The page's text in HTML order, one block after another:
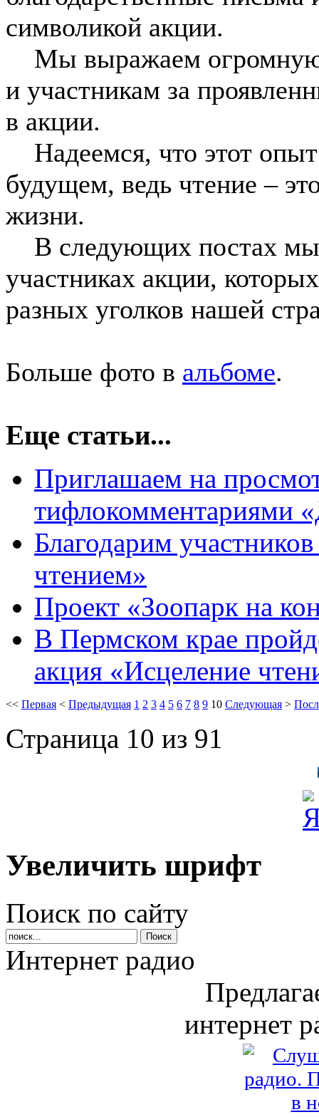
символикой акции.
Мы выражаем огромную
и участникам за
в акции.
Надеемся, что этот
будущем, ведь чтение –
жизни.
️В следующих постах мы
участниках акции,
разных уголков нашей
Больше фото в альбоме.
Еще статьи...
Приглашаем на
тифлокомментариями
Благодарим
чтением»
Проект «Зоопарк на
В Пермском крае
акция «Исцеление
<< Первая < Предыдущая 1 2 3 4 5 6 7 8 9 10 Следующая >
Страница 10 из 91
Увеличить шрифт
Поиск по сайту
Интернет радио
интернет